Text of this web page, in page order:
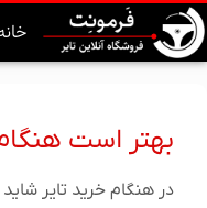
بهتر است
در هنگام خرید تایر